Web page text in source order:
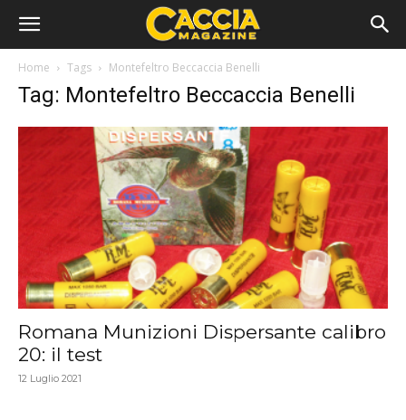
Home Tags Montefeltro Beccaccia Benelli
Tag: Montefeltro Beccaccia Benelli
Romana Munizioni Dispersante calibro
20: il test
12 Luglio 2021